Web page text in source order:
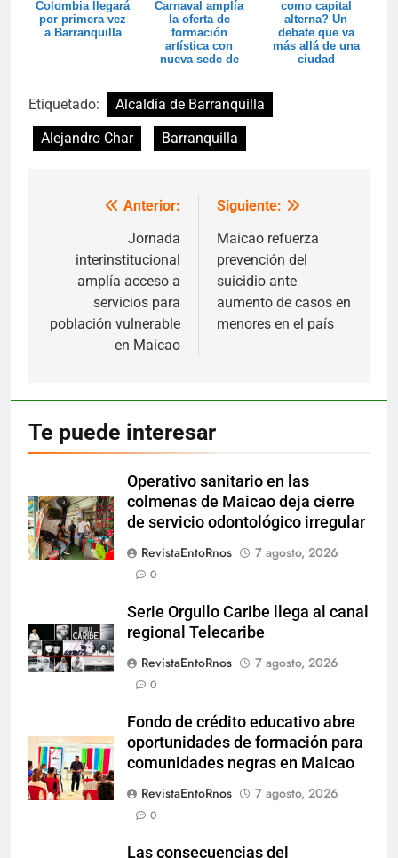
Colombia llegará
por primera vez
a Barranquilla
Carnaval amplía
la oferta de
formación
artística con
nueva sede de
como capital
alterna? Un
debate que va
más allá de una
ciudad
Etiquetado:
Alcaldía de Barranquilla
Alejandro Char
Barranquilla
Navegación
entradas
Anterior:
Jornada
interinstitucional
amplía acceso a
servicios para
población vulnerable
en Maicao
Siguiente:
Maicao refuerza
prevención del
suicidio ante
aumento de casos en
menores en el país
Te puede interesar
Operativo sanitario en las
colmenas de Maicao deja cierre
de servicio odontológico irregular
RevistaEntoRnos
7 agosto, 2026
0
Serie Orgullo Caribe llega al canal
regional Telecaribe
RevistaEntoRnos
7 agosto, 2026
0
Fondo de crédito educativo abre
oportunidades de formación para
comunidades negras en Maicao
RevistaEntoRnos
7 agosto, 2026
0
Las consecuencias del